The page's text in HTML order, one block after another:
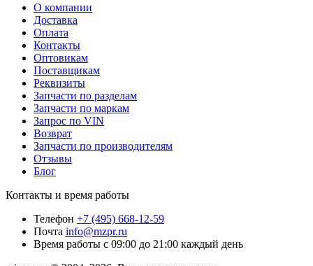
О компании
Доставка
Оплата
Контакты
Оптовикам
Поставщикам
Реквизиты
Запчасти по разделам
Запчасти по маркам
Запрос по VIN
Возврат
Запчасти по производителям
Отзывы
Блог
Контакты и время работы
Телефон +7 (495) 668-12-59
Почта info@mzpr.ru
Время работы с 09:00 до 21:00 каждый день